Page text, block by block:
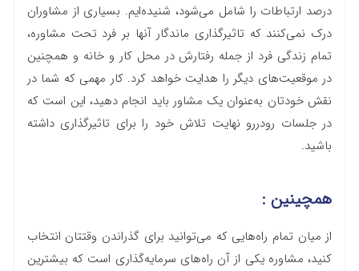
درصد ارتباطات را شامل می‌شود، شنیده‌ایم. بسیاری از مشاوران
درک نمی‌کنند که تاثیرگذاری ماندگار آنها بر فرد تحت مشاوره،
تمام زندگی فرد از جمله رفتارش در محل کار و خانه و همچنین
در موقعیت‌های دیگر را هدایت خواهد کرد. کار مهمی که شما در
نقش خودتان به‌عنوان یک مشاور باید انجام دهید، این است که
در جلسات رودررو نهایت تلاش خود را برای تاثیرگذاری داشته
باشید.
همچینین :
از میان تمام راه‌هایی که می‌توانید برای گذراندن وقتتان انتخاب
کنید، مشاوره یکی از آن راه‌های سرمایه‌گذاری است که بیشترین